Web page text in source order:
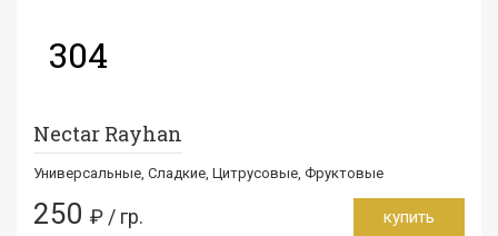
304
Nectar Rayhan
Универсальные, Сладкие, Цитрусовые, Фруктовые
250 ₽ / гр. купить